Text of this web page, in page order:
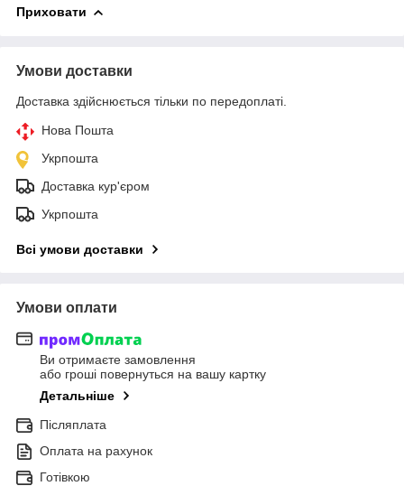
Приховати
Умови доставки
Доставка здійснюється тільки по передоплаті.
Нова Пошта
Укрпошта
Доставка кур'єром
Укрпошта
Всі умови доставки
Умови оплати
Ви отримаєте замовлення
або гроші повернуться на вашу картку
Детальніше
Післяплата
Оплата на рахунок
Готівкою